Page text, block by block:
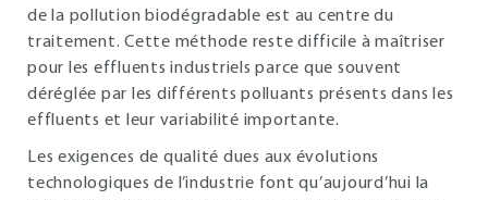
de la pollution biodégradable est au centre du
traitement. Cette méthode reste difficile à maîtriser
pour les effluents industriels parce que souvent
déréglée par les différents polluants présents dans les
effluents et leur variabilité importante.
Les exigences de qualité dues aux évolutions
technologiques de l’industrie font qu’aujourd’hui la